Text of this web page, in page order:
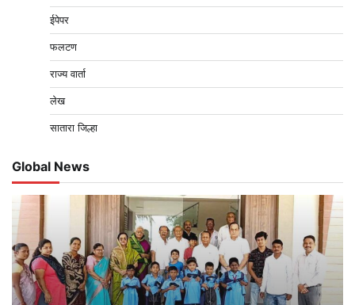
ईपेपर
फलटण
राज्य वार्ता
लेख
सातारा जिल्हा
Global News